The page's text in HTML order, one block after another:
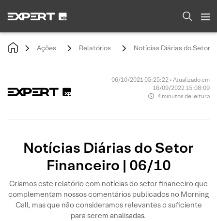
Ações Relatórios Notícias Diárias do Setor
06/10/2021 05:25:22 • Atualizado em
16/09/2022 15:08:09
4 minutos de leitura
Notícias Diárias do Setor
Financeiro | 06/10
Criamos este relatório com notícias do setor financeiro que
complementam nossos comentários publicados no Morning
Call, mas que não consideramos relevantes o suficiente
para serem analisadas.